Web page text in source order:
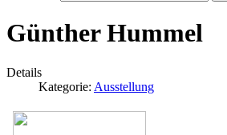
Günther Hummel
Details
Kategorie: Ausstellung